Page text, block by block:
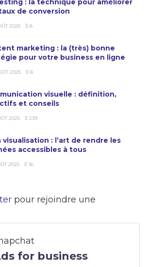
: la technique pour améliorer
de conversion
2025 8
marketing : la (très) bonne
pour votre business en ligne
2025 8
visuelle : définition,
et conseils
2025 239
visualisation : l’art de rendre les
accessibles à tous
2025 16
pour rejoindre une
for business